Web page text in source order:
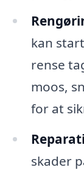
kan
rense
moos,
for at
skader